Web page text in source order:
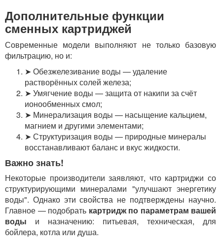
Дополнительные функции
сменных картриджей
Современные модели выполняют не только базовую
фильтрацию, но и:
➤ Обезжелезивание воды — удаление
растворённых солей железа;
➤ Умягчение воды — защита от накипи за счёт
ионообменных смол;
➤ Минерализация воды — насыщение кальцием,
магнием и другими элементами;
➤ Структуризация воды — природные минералы
восстанавливают баланс и вкус жидкости.
Важно знать!
Некоторые производители заявляют, что картриджи со
структурирующими минералами "улучшают энергетику
воды". Однако эти свойства не подтверждены научно.
Главное — подобрать картридж по параметрам вашей
воды и назначению: питьевая, техническая, для
бойлера, котла или душа.